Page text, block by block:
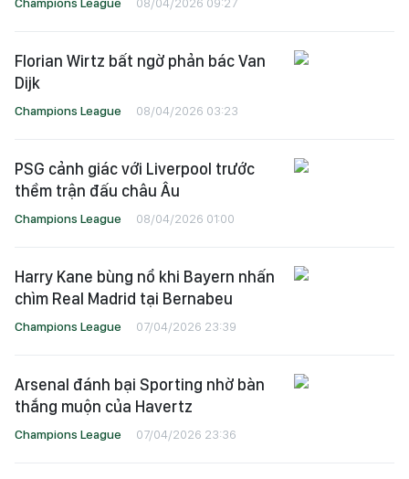
Champions League 08/04/2026 09:27
Florian Wirtz bất ngờ phản bác Van
Dijk
Champions League 08/04/2026 03:23
PSG cảnh giác với Liverpool trước
thềm trận đấu châu Âu
Champions League 08/04/2026 01:00
Harry Kane bùng nổ khi Bayern nhấn
chìm Real Madrid tại Bernabeu
Champions League 07/04/2026 23:39
Arsenal đánh bại Sporting nhờ bàn
thắng muộn của Havertz
Champions League 07/04/2026 23:36